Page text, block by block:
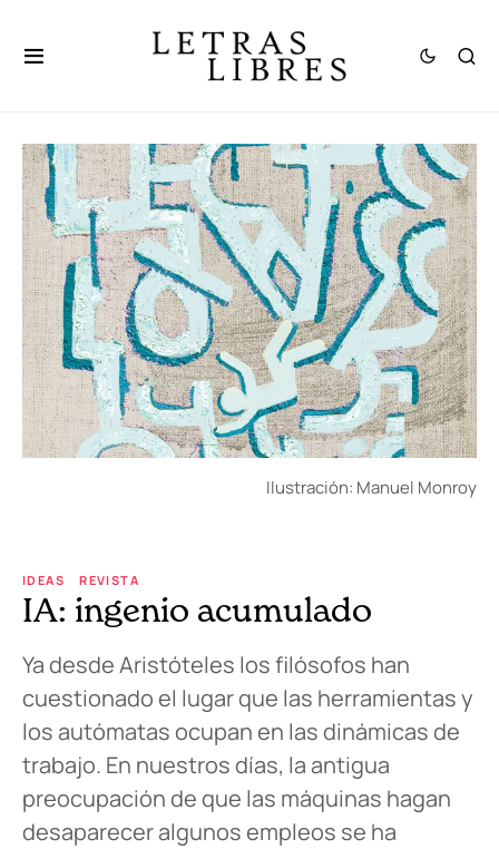
Ilustración: Manuel Monroy
IDEAS REVISTA
IA: ingenio acumulado
Ya desde Aristóteles los filósofos han
cuestionado el lugar que las herramientas y
los autómatas ocupan en las dinámicas de
trabajo. En nuestros días, la antigua
preocupación de que las máquinas hagan
desaparecer algunos empleos se ha